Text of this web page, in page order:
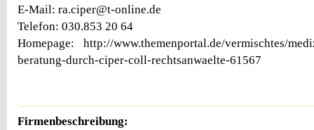
E-Mail: ra.ciper@t-online.de
Telefon: 030.853 20 64
Homepage: http://www.themenportal.de/vermischtes/
beratung-durch-ciper-coll-rechtsanwaelte-61567
Firmenbeschreibung: